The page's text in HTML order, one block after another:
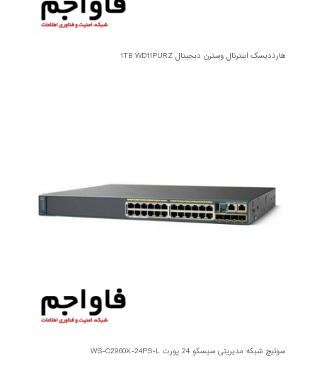
هارددیسک اینترنال وسترن دیجیتال 1TB WD11PURZ
سوئیچ شبکه مدیریتی سیسکو 24 پورت WS-C2960X-24PS-L